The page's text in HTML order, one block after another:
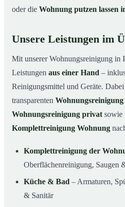
oder die Wohnung putzen lassen
Unsere Leistungen im
Mit unserer Wohnungsreinigung in
Leistungen aus einer Hand –
Reinigungsmittel und Geräte.
transparenten Wohnungsreinigung
Wohnungsreinigung privat sowie
Komplettreinigung Wohnung
Komplettreinigung der
Oberflächenreinigung, Saugen
Küche & Bad – Armaturen,
& Sanitär